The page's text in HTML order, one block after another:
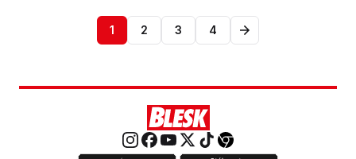
1 2 3 4